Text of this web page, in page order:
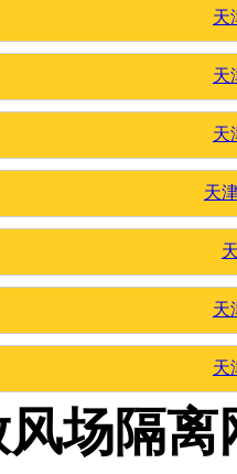
天
天
天
天
天
天
场隔离